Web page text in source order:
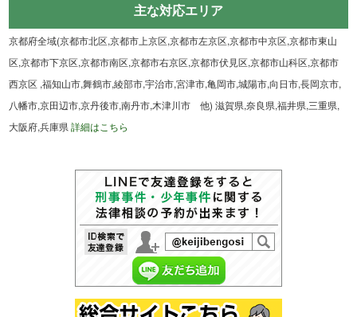
主な対応エリア
京都府全域(京都市北区,京都市上京区,京都市左京区,京都市中京区,京都市東山
区,京都市下京区,京都市南区,京都市右京区,京都市伏見区,京都市山科区,京都市
西京区 ,福知山市,舞鶴市,綾部市,宇治市,宮津市,亀岡市,城陽市,向日市,長岡京市,
八幡市,京田辺市,京丹後市,南丹市,木津川市 他) 滋賀県,奈良県,福井県,三重県,
大阪府,兵庫県詳細はこちら